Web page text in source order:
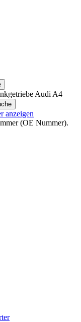
Audi A4
anzeigen
(OE Nummer).